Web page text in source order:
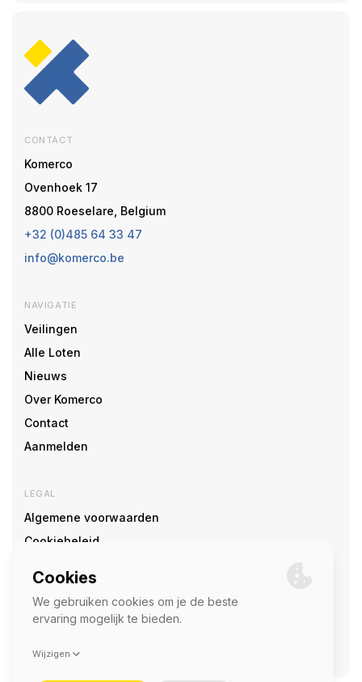
CONTACT
Komerco
Ovenhoek 17
8800 Roeselare, Belgium
+32 (0)485 64 33 47
info@komerco.be
NAVIGATIE
Veilingen
Alle Loten
Nieuws
Over Komerco
Contact
Aanmelden
LEGAL
Algemene voorwaarden
Cookiebeleid
SOCIAL